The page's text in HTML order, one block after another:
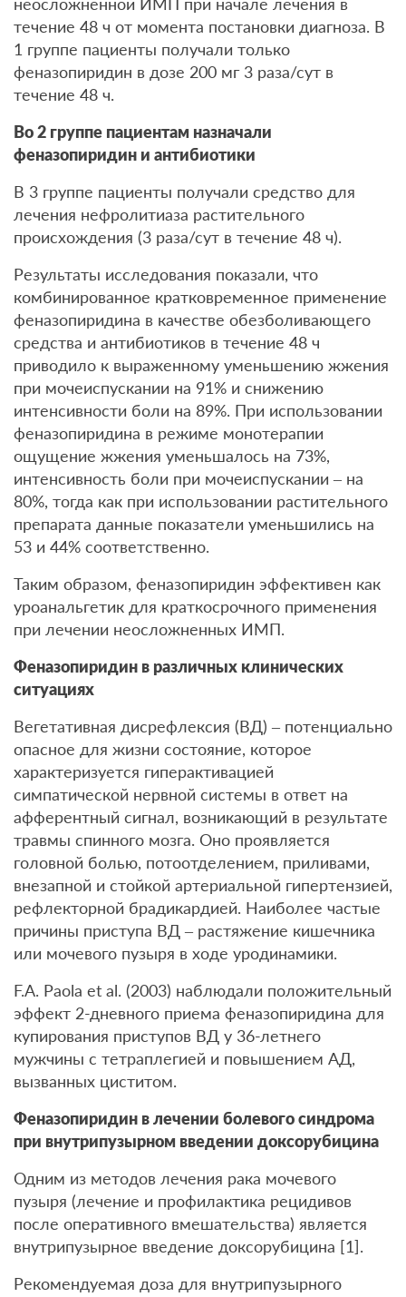
течение 48 ч от момента постановки диагноза. В
1 группе пациенты получали только
феназопиридин в дозе 200 мг 3 раза/сут в
течение 48 ч.
Во 2 группе пациентам назначали
феназопиридин и антибиотики
В 3 группе пациенты получали средство для
лечения нефролитиаза растительного
происхождения (3 раза/сут в течение 48 ч).
Результаты исследования показали, что
комбинированное кратковременное применение
феназопиридина в качестве обезболивающего
средства и антибиотиков в течение 48 ч
приводило к выраженному уменьшению жжения
при мочеиспускании на 91% и снижению
интенсивности боли на 89%. При использовании
феназопиридина в режиме монотерапии
ощущение жжения уменьшалось на 73%,
интенсивность боли при мочеиспускании – на
80%, тогда как при использовании растительного
препарата данные показатели уменьшились на
53 и 44% соответственно.
Таким образом, феназопиридин эффективен как
уроанальгетик для краткосрочного применения
при лечении неосложненных ИМП.
Феназопиридин в различных клинических
ситуациях
Вегетативная дисрефлексия (ВД) – потенциально
опасное для жизни состояние, которое
характеризуется гиперактивацией
симпатической нервной системы в ответ на
афферентный сигнал, возникающий в результате
травмы спинного мозга. Оно проявляется
головной болью, потоотделением, приливами,
внезапной и стойкой артериальной гипертензией,
рефлекторной брадикардией. Наиболее частые
причины приступа ВД – растяжение кишечника
или мочевого пузыря в ходе уродинамики.
F.A. Paola et al. (2003) наблюдали положительный
эффект 2-дневного приема феназопиридина для
купирования приступов ВД у 36-летнего
мужчины с тетраплегией и повышением АД,
вызванных циститом.
Феназопиридин в лечении болевого синдрома
при внутрипузырном введении доксорубицина
Одним из методов лечения рака мочевого
пузыря (лечение и профилактика рецидивов
после оперативного вмешательства) является
внутрипузырное введение доксорубицина [1].
Рекомендуемая доза для внутрипузырного